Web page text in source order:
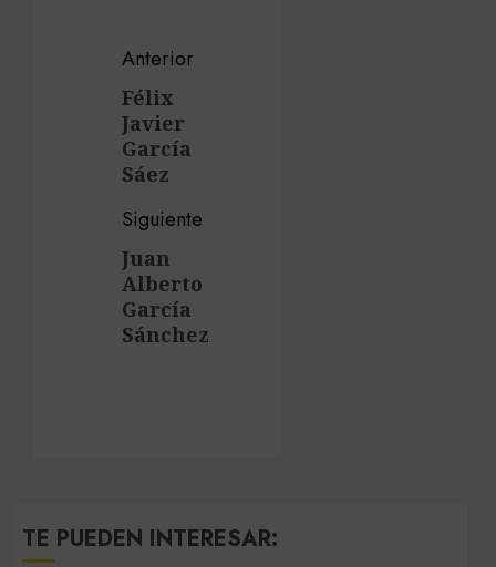
Navegación
de
entradas
Anterior
Entrada
anterior:
Félix
Javier
García
Sáez
Siguiente
Siguiente
entrada:
Juan
Alberto
García
Sánchez
TE PUEDEN INTERESAR: